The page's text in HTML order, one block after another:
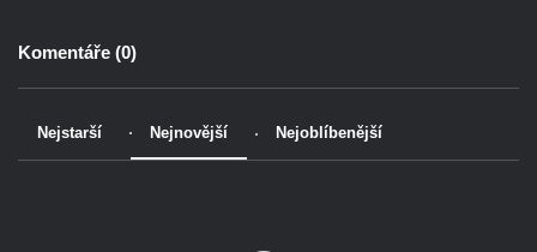
Komentáře (0)
Nejstarší Nejnovější Nejoblíbenější